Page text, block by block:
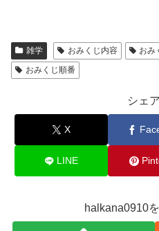
a
雑学 おみくじ内容 おみ
おみくじ順番
シェ
X
LINE
halkana0910